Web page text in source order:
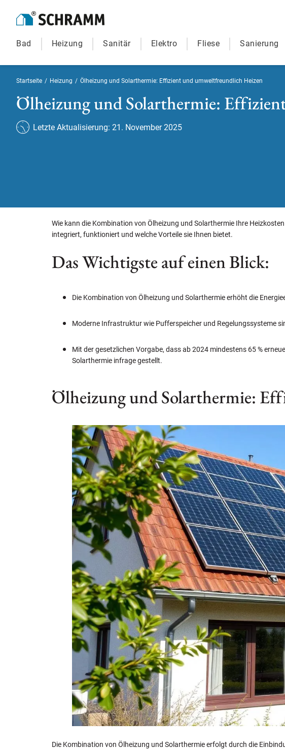
Bad Heizung Sanitär Elektro Fliese Sanierung
Startseite / Heizung / Ölheizung und Solarthermie: Effizient und umweltfreundlich Heizen
Ölheizung und Solarthermie:
Letzte Aktualisierung: 21. November 2025
Wie kann die Kombination von Ölheizung und Solarthermie Ihre
integriert, funktioniert und welche Vorteile sie Ihnen bietet.
Das Wichtigste auf einen Blick:
Die Kombination von Ölheizung und Solarthermie erhöht die
Moderne Infrastruktur wie Pufferspeicher und Regelungssysteme
Mit der gesetzlichen Vorgabe, dass ab 2024 mindestens 65 %
Solarthermie infrage gestellt.
Ölheizung und Solarthermie:
Die Kombination von Ölheizung und Solarthermie erfolgt durch die